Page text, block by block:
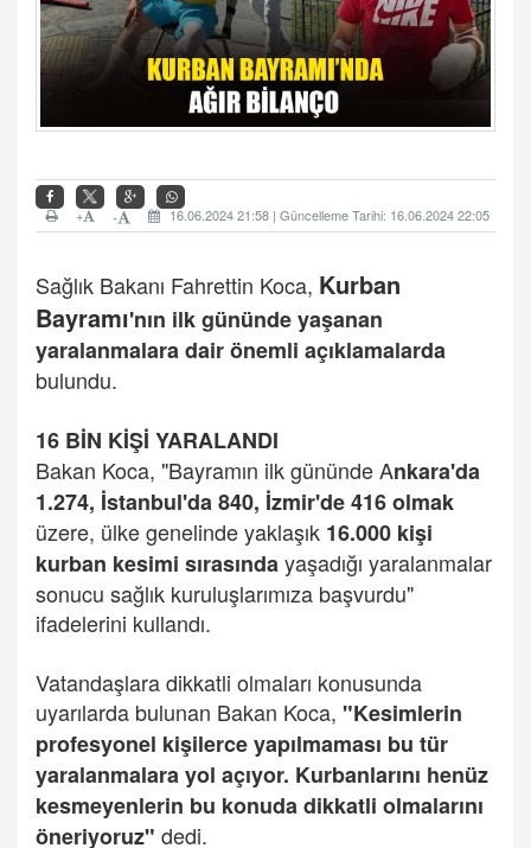
16.06.2024 21:58 | Güncelleme Tarihi: 16.06.2024 22:05
-
+
Sağlık Bakanı Fahrettin Koca, Kurban
Bayramı'nın ilk gününde yaşanan
yaralanmalara dair önemli açıklamalarda
bulundu.
16 BİN KİŞİ YARALANDI
Bakan Koca, "Bayramın ilk gününde Ankara'da
1.274, İstanbul'da 840, İzmir'de 416 olmak
üzere, ülke genelinde yaklaşık 16.000 kişi
kurban kesimi sırasındayaşadığı yaralanmalar
sonucu sağlık kuruluşlarımıza başvurdu"
ifadelerini kullandı.
Vatandaşlara dikkatli olmaları konusunda
uyarılarda bulunan Bakan Koca, "Kesimlerin
profesyonel kişilerce yapılmaması bu tür
yaralanmalara yol açıyor. Kurbanlarını henüz
kesmeyenlerin bu konuda dikkatli olmalarını
öneriyoruz" dedi.